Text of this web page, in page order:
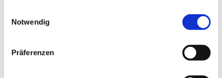
Notwendig
Präferenzen